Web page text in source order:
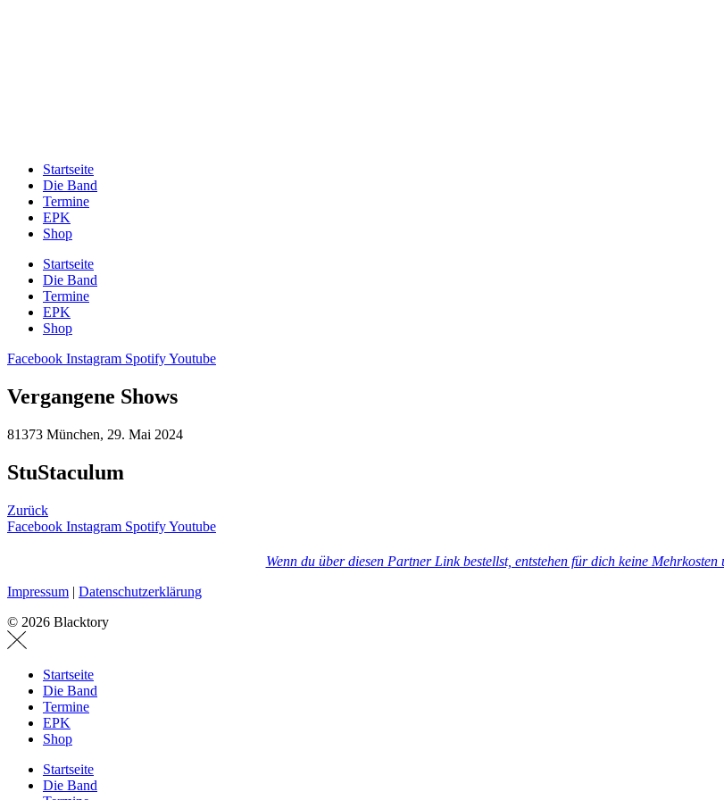
Startseite
Die Band
Termine
EPK
Shop
Startseite
Die Band
Termine
EPK
Shop
Facebook Instagram SpotifyYoutube
Vergangene Shows
81373 München, 29. Mai 2024
StuStaculum
Zurück
Facebook Instagram SpotifyYoutube
Wenn du über diesen Partner Link bestellst, entstehen für dich keine
Impressum | Datenschutzerklärung
© 2026 Blacktory
Startseite
Die Band
Termine
EPK
Shop
Startseite
Die Band